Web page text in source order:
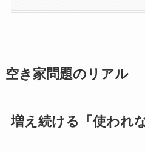
空き家問題のリアル
増え続ける「使われ